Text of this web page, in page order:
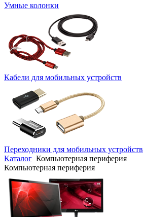
Умные колонки
Кабели для мобильных устройств
Переходники для мобильных устройств
Каталог Компьютерная периферия
Компьютерная периферия